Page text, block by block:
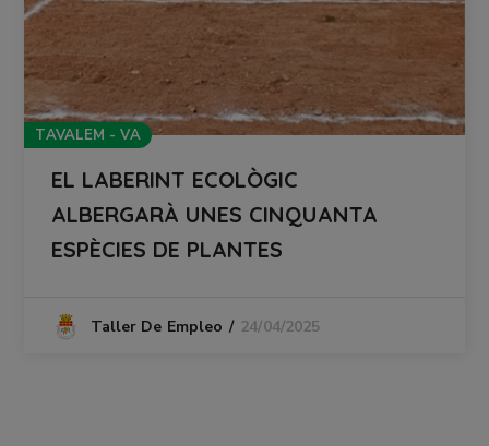
TAVALEM - VA
EL LABERINT ECOLÒGIC
ALBERGARÀ UNES CINQUANTA
ESPÈCIES DE PLANTES
Taller De Empleo 24/04/2025